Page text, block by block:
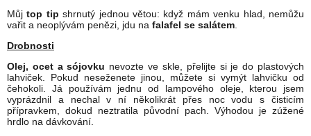
Můjtop tip shrnutý jednou větou: když mám venku hlad, nemůžu
vařit a neoplývám penězi, jdu na falafel se salátem
Drobnosti
Olej, ocet a sójovku nevozte ve skle, přelijte si je do plastových
lahviček. Pokud neseženete jinou, můžete si vymýt lahvičku od
čehokoli. Já používám jednu od lampového oleje, kterou jsem
vyprázdnil a nechal v ní několikrát přes noc vodu s čisticím
přípravkem, dokud neztratila původní pach. Výhodou je zúžené
hrdlo na dávkování.